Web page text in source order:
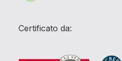
Certificato da: